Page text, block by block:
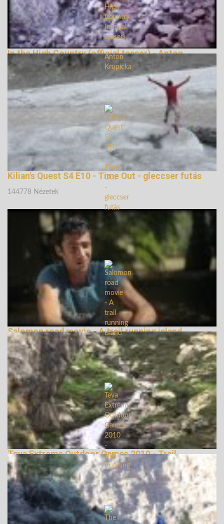
In the High Country (official teaser) - Anton
Krupicka
148001 Nézetek
Kilian's Quest S4 E10 - Time Out - gleccser futás
144778 Nézetek
Salomon road movie - A trail running island
148558 Nézetek
Teva Extreme Outdoor Games 2010 - Trail
Running
145991 Nézetek